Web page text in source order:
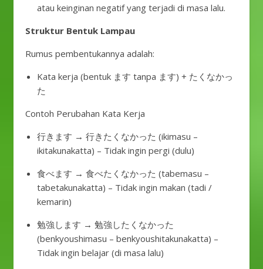
atau keinginan negatif yang terjadi di masa lalu.
Struktur Bentuk Lampau
Rumus pembentukannya adalah:
Kata kerja (bentuk ます tanpa ます) + たくなかっ
た
Contoh Perubahan Kata Kerja
行きます → 行きたくなかった (ikimasu –
ikitakunakatta) – Tidak ingin pergi (dulu)
食べます → 食べたくなかった (tabemasu –
tabetakunakatta) – Tidak ingin makan (tadi /
kemarin)
勉強します → 勉強したくなかった
(benkyoushimasu – benkyoushitakunakatta) –
Tidak ingin belajar (di masa lalu)